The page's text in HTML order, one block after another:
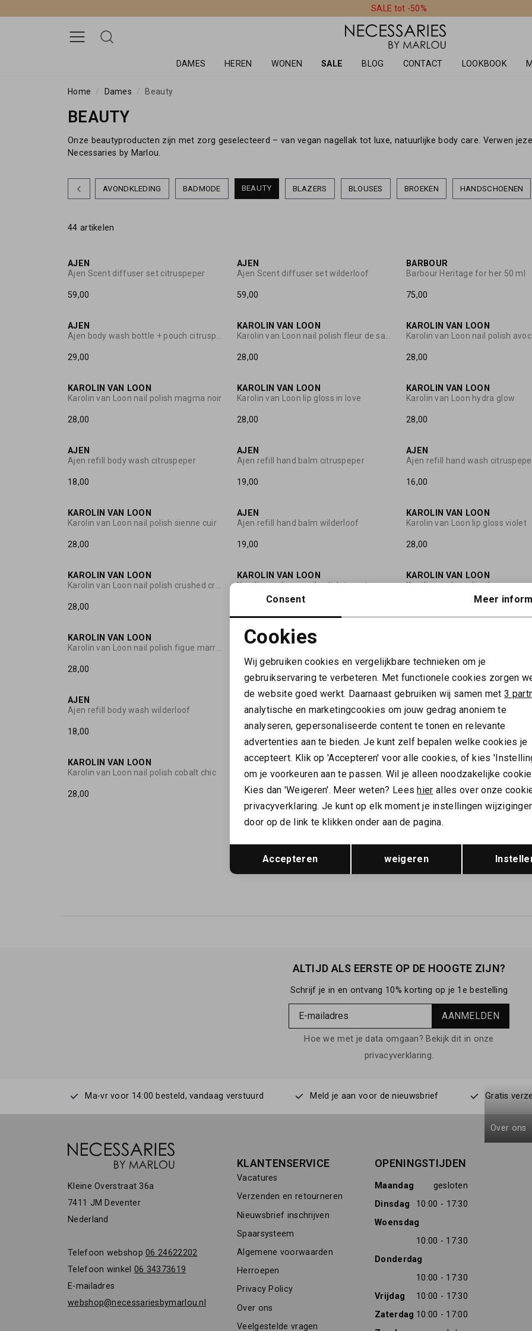
SALE tot -50%
DAMES HEREN WONEN SALE BLOG CONTACT LOOKBOOK
Home Dames Beauty
BEAUTY
Onze beautyproducten zijn met zorg geselecteerd – van vegan nagellak tot luxe, natuurlijke body care. Verwen
Necessaries by Marlou.
AVONDKLEDING BADMODE BEAUTY BLAZERS BLOUSES BROEKEN HANDSCHOENEN
44 artikelen
AJEN
Ajen Scent diffuser set citruspeper
59,00
AJEN
Ajen Scent diffuser set wilderloof
59,00
BARBOUR
Barbour Heritage for her 50 ml
75,00
AJEN
29,00
KAROLIN VAN LOON
28,00
KAROLIN VAN LOON
28,00
KAROLIN VAN LOON
Karolin van Loon nail polish magma noir
28,00
KAROLIN VAN LOON
Karolin van Loon lip gloss in love
28,00
KAROLIN VAN LOON
Karolin van Loon hydra glow
28,00
AJEN
Ajen refill body wash citruspeper
18,00
AJEN
Ajen refill hand balm citruspeper
19,00
AJEN
Ajen refill hand wash
16,00
KAROLIN VAN LOON
Karolin van Loon nail polish sienne cuir
28,00
AJEN
Ajen refill hand balm wilderloof
19,00
KAROLIN VAN LOON
Karolin van Loon lip gloss violet
28,00
KAROLIN VAN LOON
28,00
KAROLIN VAN LOON
Karolin van Loon nail polish tomate rouge
KAROLIN VAN LOON
Karolin van Loon lip gloss cacao
KAROLIN VAN LOON
28,00
KAROLIN VAN LOON
28,00
AJEN
Ajen refill body wash wilderloof
18,00
AJEN
Ajen body wash bottle + pouch wilderloof
29,00
AJEN
32,00
KAROLIN VAN LOON
Karolin van Loon nail polish cobalt chic
28,00
KAROLIN VAN LOON
Karolin van Loon nail polish blush de satin
28,00
FUGAZZI
14,00
ALTIJD ALS EERSTE OP DE HOOGTE ZIJN?
Schrijf je in en ontvang 10% korting op je 1e bestelling
AANMELDEN
Hoe we met je data omgaan? Bekijk dit in onze
privacyverklaring.
Ma-vr voor 14:00 besteld, vandaag verstuurd Meld je aan voor de nieuwsbrief Gratis
Kleine Overstraat 36a
7411 JM Deventer
Nederland
Telefoon webshop06 24622202
Telefoon winkel 06 34373619
E-mailadres
webshop@necessariesbymarlou.nl
KLANTENSERVICE
Vacatures
Verzenden en retourneren
Nieuwsbrief inschrijven
Spaarsysteem
Algemene voorwaarden
Herroepen
Privacy Policy
Over ons
Veelgestelde vragen
OPENINGSTIJDEN
Maandag
gesloten
Dinsdag
10:00 - 17:30
Woensdag
10:00 - 17:30
Donderdag
10:00 - 17:30
Vrijdag
10:00 - 17:30
Zaterdag 10:00 - 17:00
Over ons
Noodzakelijke cookies
Analytische cookies Marketing cookies
Terug Opslaan
Consent Meer
Cookies
Wij gebruiken cookies en vergelijkbare technieken om je
gebruikservaring te verbeteren. Met functionele cookies zorgen
de website goed werkt. Daarnaast gebruiken wij samen met3
analytische en marketingcookies om jouw gedrag anoniem te
analyseren, gepersonaliseerde content te tonen en relevante
advertenties aan te bieden. Je kunt zelf bepalen welke cookies je
accepteert. Klik op 'Accepteren' voor alle cookies, of kies
om je voorkeuren aan te passen. Wil je alleen noodzakelijke
Kies dan 'Weigeren'. Meer weten? Leeshier alles over onze
privacyverklaring. Je kunt op elk moment je instellingen
door op de link te klikken onder aan de pagina.
Accepteren weigeren